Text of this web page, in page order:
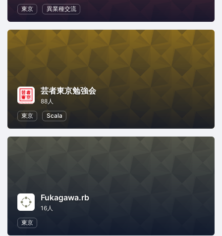
東京
異業種交流
芸者東京勉強会
88人
東京
Scala
Fukagawa.rb
16人
東京